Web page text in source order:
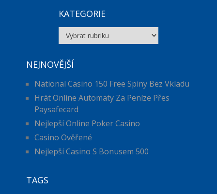
KATEGORIE
Kategorie
NEJNOVĚJŠÍ
National Casino 150 Free Spiny Bez Vkladu
Hrát Online Automaty Za Peníze Přes
Paysafecard
Nejlepší Online Poker Casino
Casino Ověřené
Nejlepší Casino S Bonusem 500
TAGS